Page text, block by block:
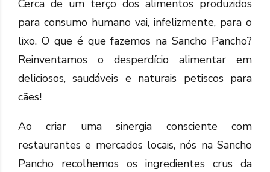
Cerca de um terço dos alimentos produzidos
para consumo humano vai, infelizmente, para o
lixo. O que é que fazemos na Sancho Pancho?
Reinventamos o desperdício alimentar em
deliciosos, saudáveis e naturais petiscos para
cães!
Ao criar uma sinergia consciente com
restaurantes e mercados locais, nós na Sancho
Pancho recolhemos os ingredientes crus da